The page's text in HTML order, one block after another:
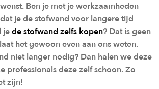
Ben je met je werkzaamheden
je de stofwand voor langere tijd
jede stofwand zelfs kopen? Dat is geen
het gewoon even aan ons weten.
niet langer nodig? Dan halen we deze
professionals deze zelf schoon. Zo
zijn!